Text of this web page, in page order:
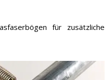
für zusätzliche